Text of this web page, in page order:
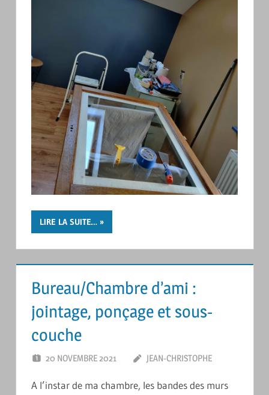
LIRE LA SUITE…
Bureau/Chambre d’ami :
jointage, ponçage et sous-
couche
20 NOVEMBRE 2021 JEAN-CHRISTOPHE
A l’instar de ma chambre, les bandes des murs